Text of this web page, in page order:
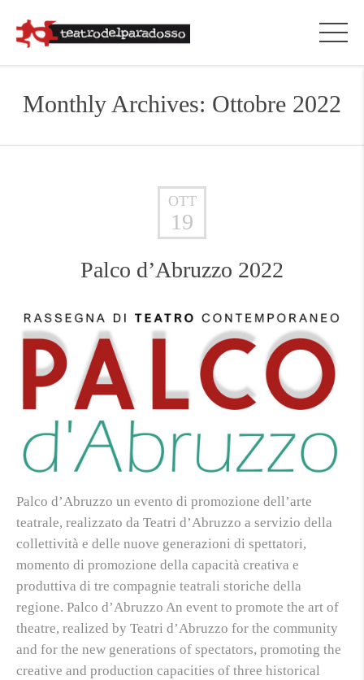
Monthly Archives: Ottobre 2022
OTT
19
Palco d’Abruzzo 2022
Palco d’Abruzzo un evento di promozione dell’arte
teatrale, realizzato da Teatri d’Abruzzo a servizio della
collettività e delle nuove generazioni di spettatori,
momento di promozione della capacità creativa e
produttiva di tre compagnie teatrali storiche della
regione. Palco d’Abruzzo An event to promote the art of
theatre, realized by Teatri d’Abruzzo for the community
and for the new generations of spectators, promoting the
creative and production capacities of three historical